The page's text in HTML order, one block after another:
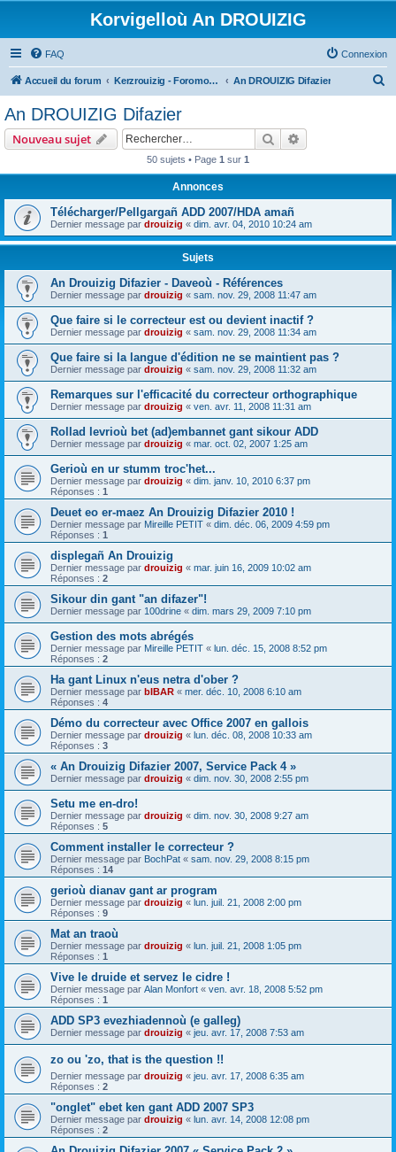
Korvigelloù An DROUIZIG
FAQ Connexion
Accueil du forum Kerzrouizig - Foromoù An Drouizig An DROUIZIG Difazier
e
r
An DROUIZIG Difazier
Nouveau sujet Rechercher
50 sujets • Page 1 sur 1
Annonces
Télécharger/Pellgargañ ADD 2007/HDA amañ
Dernier message par drouizig « dim. avr. 04, 2010 10:24 am
Sujets
An Drouizig Difazier - Daveoù - Références
Dernier message par drouizig « sam. nov. 29, 2008 11:47 am
Que faire si le correcteur est ou devient inactif ?
Dernier message par drouizig « sam. nov. 29, 2008 11:34 am
Que faire si la langue d'édition ne se maintient pas ?
Dernier message par drouizig « sam. nov. 29, 2008 11:32 am
Remarques sur l'efficacité du correcteur orthographique
Dernier message par drouizig « ven. avr. 11, 2008 11:31 am
Rollad levrioù bet (ad)embannet gant sikour ADD
Dernier message par drouizig « mar. oct. 02, 2007 1:25 am
Gerioù en ur stumm troc'het...
Dernier message par drouizig « dim. janv. 10, 2010 6:37 pm
Réponses : 1
Deuet eo er-maez An Drouizig Difazier 2010 !
Dernier message par Mireille PETIT « dim. déc. 06, 2009 4:59 pm
Réponses : 1
displegañ An Drouizig
Dernier message par drouizig « mar. juin 16, 2009 10:02 am
Réponses : 2
Sikour din gant "an difazer"!
Dernier message par 100drine « dim. mars 29, 2009 7:10 pm
Gestion des mots abrégés
Dernier message par Mireille PETIT « lun. déc. 15, 2008 8:52 pm
Réponses : 2
Ha gant Linux n'eus netra d'ober ?
Dernier message par bIBAR « mer. déc. 10, 2008 6:10 am
Réponses : 4
Démo du correcteur avec Office 2007 en gallois
Dernier message par drouizig « lun. déc. 08, 2008 10:33 am
Réponses : 3
« An Drouizig Difazier 2007, Service Pack 4 »
Dernier message par drouizig « dim. nov. 30, 2008 2:55 pm
Setu me en-dro!
Dernier message par drouizig « dim. nov. 30, 2008 9:27 am
Réponses : 5
Comment installer le correcteur ?
Dernier message par BochPat « sam. nov. 29, 2008 8:15 pm
Réponses : 14
gerioù dianav gant ar program
Dernier message par drouizig « lun. juil. 21, 2008 2:00 pm
Réponses : 9
Mat an traoù
Dernier message par drouizig « lun. juil. 21, 2008 1:05 pm
Réponses : 1
Vive le druide et servez le cidre !
Dernier message par Alan Monfort « ven. avr. 18, 2008 5:52 pm
Réponses : 1
ADD SP3 evezhiadennoù (e galleg)
Dernier message par drouizig « jeu. avr. 17, 2008 7:53 am
zo ou 'zo, that is the question !!
Dernier message par drouizig « jeu. avr. 17, 2008 6:35 am
Réponses : 2
"onglet" ebet ken gant ADD 2007 SP3
Dernier message par drouizig « lun. avr. 14, 2008 12:08 pm
Réponses : 2